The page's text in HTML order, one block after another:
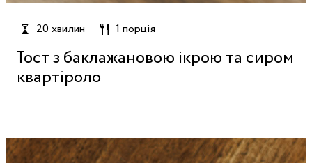
20 хвилин 1 порція
Тост з баклажановою ікрою та сиром
квартіроло